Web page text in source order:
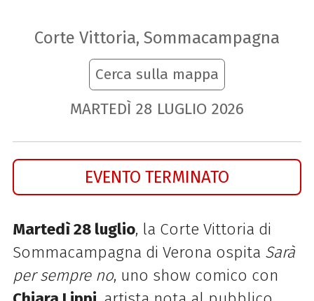
Corte Vittoria, Sommacampagna
Cerca sulla mappa
MARTEDÌ 28 LUGLIO 2026
EVENTO TERMINATO
Martedì 28 luglio, la Corte Vittoria di
Sommacampagna di Verona ospita Sarà
per sempre no, uno show comico con